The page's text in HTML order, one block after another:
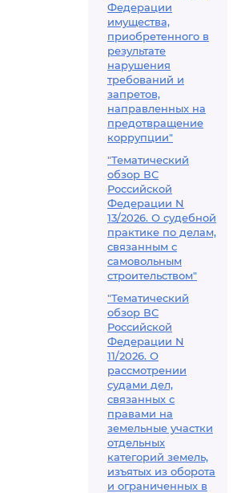
Федерации
имущества,
приобретенного в
результате
нарушения
требований и
запретов,
направленных на
предотвращение
коррупции"
"Тематический
обзор ВС
Российской
Федерации N
13/2026. О судебной
практике по делам,
связанным с
самовольным
строительством"
"Тематический
обзор ВС
Российской
Федерации N
11/2026. О
рассмотрении
судами дел,
связанных с
правами на
земельные участки
отдельных
категорий земель,
изъятых из оборота
и ограниченных в